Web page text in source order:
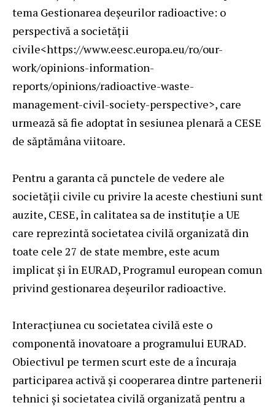
tema Gestionarea deșeurilor radioactive: o
perspectivă a societății
civile<https://www.eesc.europa.eu/ro/our-
work/opinions-information-
reports/opinions/radioactive-waste-
management-civil-society-perspective>, care
urmează să fie adoptat în sesiunea plenară a CESE
de săptămâna viitoare.
Pentru a garanta că punctele de vedere ale
societății civile cu privire la aceste chestiuni sunt
auzite, CESE, în calitatea sa de instituție a UE
care reprezintă societatea civilă organizată din
toate cele 27 de state membre, este acum
implicat și în EURAD, Programul european comun
privind gestionarea deșeurilor radioactive.
Interacțiunea cu societatea civilă este o
componentă inovatoare a programului EURAD.
Obiectivul pe termen scurt este de a încuraja
participarea activă și cooperarea dintre partenerii
tehnici și societatea civilă organizată pentru a